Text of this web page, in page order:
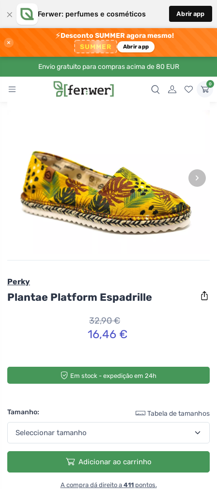
× Ferwer: perfumes e cosméticos Abrir app
×
⚡Desconto SUMMER agora mesmo!
SUMMER Abrir app
Envio gratuito para compras acima de 80 EUR
0
›
Perky
Plantae Platform Espadrille
32,90 €
16,46 €
Em stock - expedição em 24h
Tamanho: Tabela de tamanhos
Adicionar ao carrinho
A compra dá direito a 411pontos.